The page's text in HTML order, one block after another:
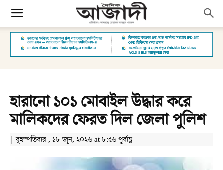
হারানো ১০১ মোবাইল উদ্ধার করে
মালিকদের ফেরত দিল জেলা পুলিশ
| বৃহস্পতিবার , ১৮ জুন, ২০২৬ at ৮:৫৬ পূর্বাহ্ণ